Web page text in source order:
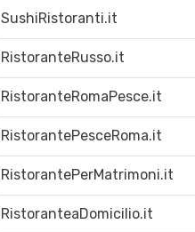
SushiRistoranti.it
RistoranteRusso.it
RistoranteRomaPesce.it
RistorantePesceRoma.it
RistorantePerMatrimoni.it
RistoranteaDomicilio.it